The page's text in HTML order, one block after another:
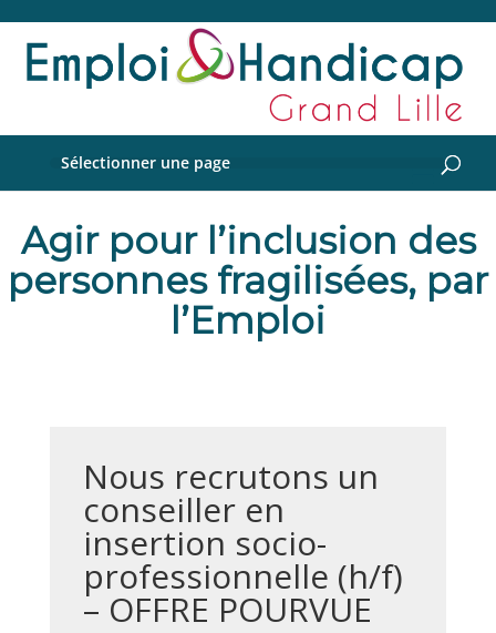
Sélectionner une page
Agir pour l’inclusion des
personnes fragilisées, par
l’Emploi
Nous recrutons un
conseiller en
insertion socio-
professionnelle (h/f)
– OFFRE POURVUE